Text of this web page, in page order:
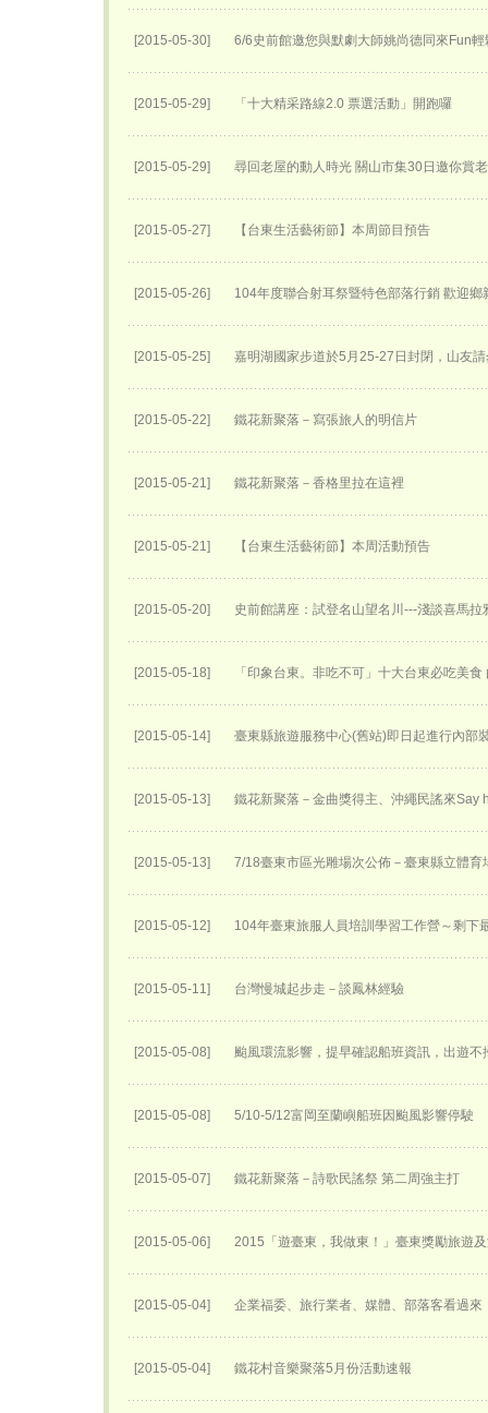
[2015-05-30] 6/6史前館邀您與默劇大師姚尚德同來Fun輕
[2015-05-29] 「十大精采路線2.0 票選活動」開跑囉
[2015-05-29] 尋回老屋的動人時光 關山市集30日邀你賞
[2015-05-27] 【台東生活藝術節】本周節目預告
[2015-05-26] 104年度聯合射耳祭暨特色部落行銷 歡迎鄉
[2015-05-25] 嘉明湖國家步道於5月25-27日封閉，山友
[2015-05-22] 鐵花新聚落－寫張旅人的明信片
[2015-05-21] 鐵花新聚落－香格里拉在這裡
[2015-05-21] 【台東生活藝術節】本周活動預告
[2015-05-20] 史前館講座：試登名山望名川---淺談喜馬拉
[2015-05-18] 「印象台東。非吃不可」十大台東必吃美食
[2015-05-14] 臺東縣旅遊服務中心(舊站)即日起進行內部
[2015-05-13] 鐵花新聚落－金曲獎得主、沖繩民謠來Say
[2015-05-13] 7/18臺東市區光雕場次公佈－臺東縣立體育
[2015-05-12] 104年臺東旅服人員培訓學習工作營～剩下
[2015-05-11] 台灣慢城起步走－談鳳林經驗
[2015-05-08] 颱風環流影響，提早確認船班資訊，出遊不
[2015-05-08] 5/10-5/12富岡至蘭嶼船班因颱風影響停駛
[2015-05-07] 鐵花新聚落－詩歌民謠祭 第二周強主打
[2015-05-06] 2015「遊臺東，我做東！」臺東獎勵旅遊
[2015-05-04] 企業福委、旅行業者、媒體、部落客看過
[2015-05-04] 鐵花村音樂聚落5月份活動速報